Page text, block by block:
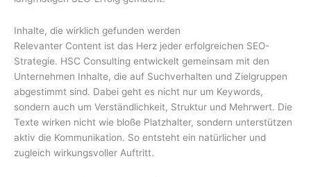
Inhalte, die wirklich gefunden werden
Relevanter Content ist das Herz jeder erfolgreichen SEO-
Strategie. HSC Consulting entwickelt gemeinsam mit den
Unternehmen Inhalte, die auf Suchverhalten und Zielgruppen
abgestimmt sind. Dabei geht es nicht nur um Keywords,
sondern auch um Verständlichkeit, Struktur und Mehrwert. Die
Texte wirken nicht wie bloße Platzhalter, sondern unterstützen
aktiv die Kommunikation. So entsteht ein natürlicher und
zugleich wirkungsvoller Auftritt.